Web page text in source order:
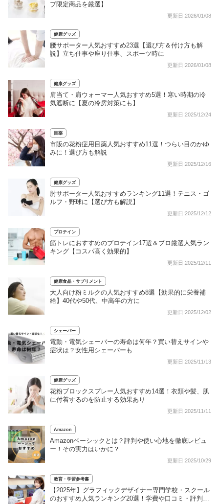
ブ限定商品を厳選】
更新日:2026/01/08
健康グッズ
腰サポーター人気おすすめ23選【選び方＆付け方も解
説】立ち仕事や座り仕事、スポーツ時に
更新日:2026/01/08
健康グッズ
肩当て・肩ウォーマー人気おすすめ5選！寒い時期の冷
気遮断に【夏の冷房対策にも】
更新日:2025/12/24
目薬
市販の花粉症用目薬人気おすすめ11選！つらい目のかゆ
みに！選び方も解説
更新日:2025/12/16
健康グッズ
肘サポーター人気おすすめランキング11選！テニス・ゴ
ルフ・野球に【選び方も解説】
更新日:2025/12/12
プロテイン
筋トレにおすすめのプロテイン17選＆プロ厳選人気ラン
キング【コスパ高く効果的】
更新日:2025/12/11
健康食品・サプリメント
大人向け粉ミルクの人気おすすめ8選【効果的に栄養補
給】40代や50代、中高年の方に
更新日:2025/12/02
シェーバー
電動・電気シェーバーの寿命は何年？買い替えサインや
症状は？女性用シェーバーも
更新日:2025/11/13
健康グッズ
花粉ブロックスプレー人気おすすめ14選！衣類や髪、肌
に付着するのを防止する効果あり
更新日:2025/11/11
Amazon
Amazonベーシックとは？評判や使い心地を徹底レビュ
ー！その実力はいかに？
更新日:2025/10/29
教育・学習参考書
【2025年】グラフィックデザイナー専門学校・スクール
のおすすめ人気ランキング20選！学費や口コミ・評判も